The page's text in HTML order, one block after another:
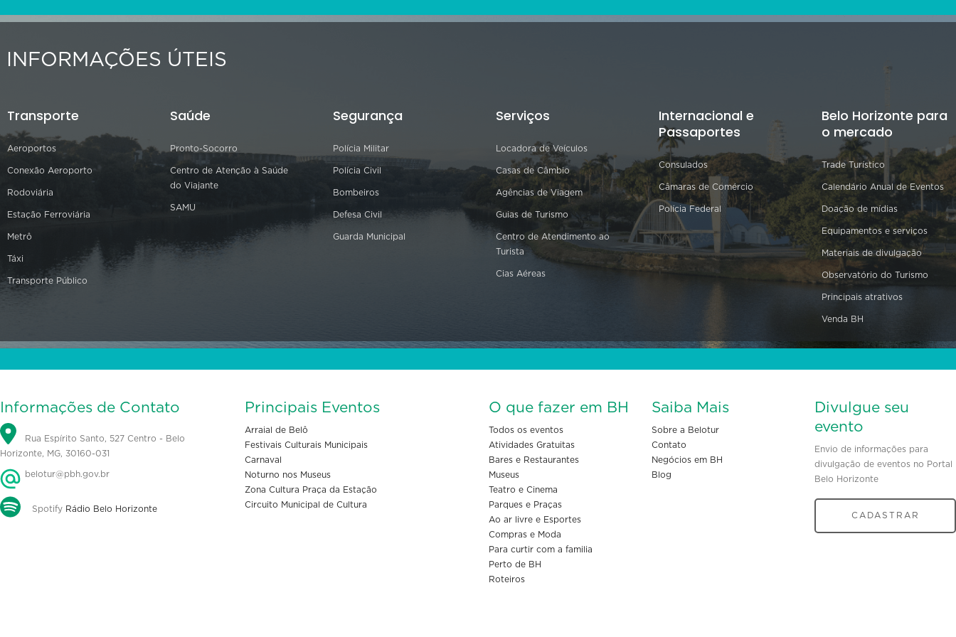
INFORMAÇÕES ÚTEIS
Transporte
Aeroportos
Conexão Aeroporto
Rodoviária
Estação Ferroviária
Metrô
Táxi
Transporte Público
Saúde
Pronto-Socorro
Centro de Atenção à Saúde
do Viajante
SAMU
Segurança
Polícia Militar
Polícia Civil
Bombeiros
Defesa Civil
Guarda Municipal
Serviços
Locadora de Veículos
Casas de Câmbio
Agências de Viagem
Guias de Turismo
Centro de Atendimento ao
Turista
Cias Aéreas
Internacional e
Passaportes
Consulados
Câmaras de Comércio
Polícia Federal
Belo Horizonte para
o mercado
Trade Turístico
Calendário Anual de Eventos
Doação de mídias
Equipamentos e serviços
Materiais de divulgação
Observatório do Turismo
Principais atrativos
Venda BH
Informações de Contato
Rua Espírito Santo, 527 Centro - Belo
Horizonte, MG, 30160-031
belotur@pbh.gov.br
Spotify Rádio Belo Horizonte
Principais Eventos
Arraial de Belô
Festivais Culturais Municipais
Carnaval
Noturno nos Museus
Zona Cultura Praça da Estação
Circuito Municipal de Cultura
O que fazer em BH
Todos os eventos
Atividades Gratuitas
Bares e Restaurantes
Museus
Teatro e Cinema
Parques e Praças
Ao ar livre e Esportes
Compras e Moda
Para curtir com a familia
Perto de BH
Roteiros
Saiba Mais
Sobre a Belotur
Contato
Negócios em BH
Blog
Divulgue seu
evento
Envio de informações para
divulgação de eventos no Portal
Belo Horizonte
CADASTRAR